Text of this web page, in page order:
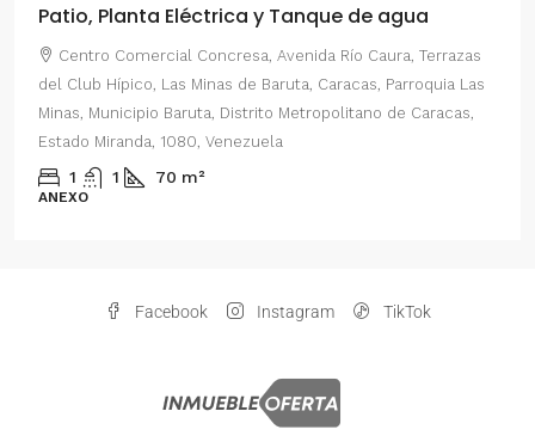
Patio, Planta Eléctrica y Tanque de agua
Centro Comercial Concresa, Avenida Río Caura, Terrazas
del Club Hípico, Las Minas de Baruta, Caracas, Parroquia Las
Minas, Municipio Baruta, Distrito Metropolitano de Caracas,
Estado Miranda, 1080, Venezuela
1 1 70 m²
ANEXO
Facebook Instagram TikTok